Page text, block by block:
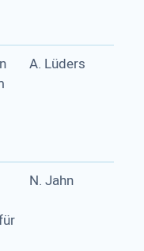
A. Lüders
N. Jahn